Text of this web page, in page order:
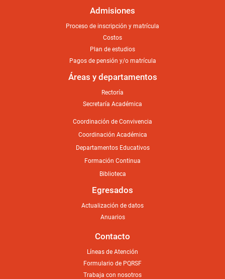
Admisiones
Proceso de inscripción y matrícula
Costos
Plan de estudios
Pagos de pensión y/o matrícula
Áreas y departamentos
Rectoría
Secretaría Académica
Coordinación de Convivencia
Coordinación Académica
Departamentos Educativos
Formación Continua
Biblioteca
Egresados
Actualización de datos
Anuarios
Contacto
Líneas de Atención
Formulario de PQRSF
Trabaja con nosotros